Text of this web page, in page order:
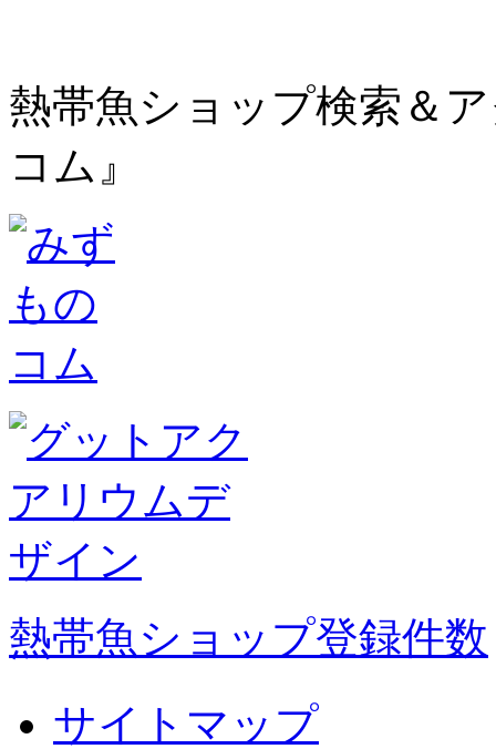
熱帯魚ショップ検索＆
コム』
熱帯魚ショップ登録件数
サイトマップ